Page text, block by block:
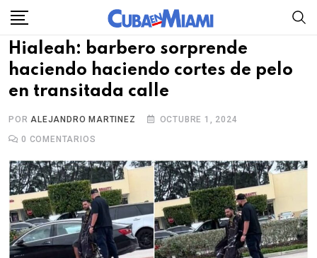
Skip
content
Hialeah: barbero sorprende
haciendo haciendo cortes de pelo
en transitada calle
PORALEJANDRO MARTINEZ
OCTUBRE 1, 2024
0 COMENTARIOS